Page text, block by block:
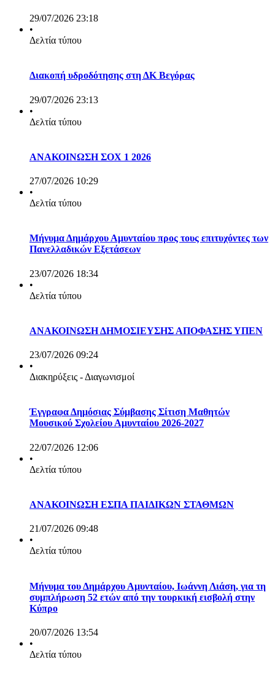
29/07/2026 23:18
•
Δελτία τύπου
Διακοπή υδροδότησης στη ΔΚ Βεγόρας
29/07/2026 23:13
•
Δελτία τύπου
ΑΝΑΚΟΙΝΩΣΗ ΣΟΧ 1 2026
27/07/2026 10:29
•
Δελτία τύπου
Μήνυμα Δημάρχου Αμυνταίου προς τους επιτυχόντες των
Πανελλαδικών Εξετάσεων
23/07/2026 18:34
•
Δελτία τύπου
ΑΝΑΚΟΙΝΩΣΗ ΔΗΜΟΣΙΕΥΣΗΣ ΑΠΟΦΑΣΗΣ ΥΠΕΝ
23/07/2026 09:24
•
Διακηρύξεις - Διαγωνισμοί
Έγγραφα Δημόσιας Σύμβασης Σίτιση Μαθητών
Μουσικού Σχολείου Αμυνταίου 2026-2027
22/07/2026 12:06
•
Δελτία τύπου
ΑΝΑΚΟΙΝΩΣΗ ΕΣΠΑ ΠΑΙΔΙΚΩΝ ΣΤΑΘΜΩΝ
21/07/2026 09:48
•
Δελτία τύπου
Μήνυμα του Δημάρχου Αμυνταίου, Ιωάννη Λιάση, για τη
συμπλήρωση 52 ετών από την τουρκική εισβολή στην
Κύπρο
20/07/2026 13:54
•
Δελτία τύπου